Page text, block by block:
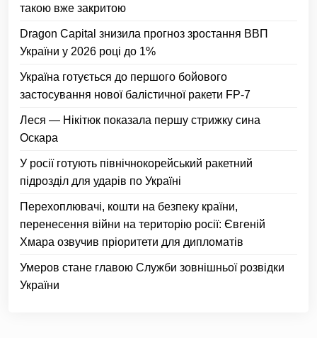
такою вже закритою
Dragon Capital знизила прогноз зростання ВВП
України у 2026 році до 1%
Україна готується до першого бойового
застосування нової балістичної ракети FP-7
Леся — Нікітюк показала першу стрижку сина
Оскара
У росії готують північнокорейський ракетний
підрозділ для ударів по Україні
Перехоплювачі, кошти на безпеку країни,
перенесення війни на територію росії: Євгеній
Хмара озвучив пріоритети для дипломатів
Умеров стане главою Служби зовнішньої розвідки
України